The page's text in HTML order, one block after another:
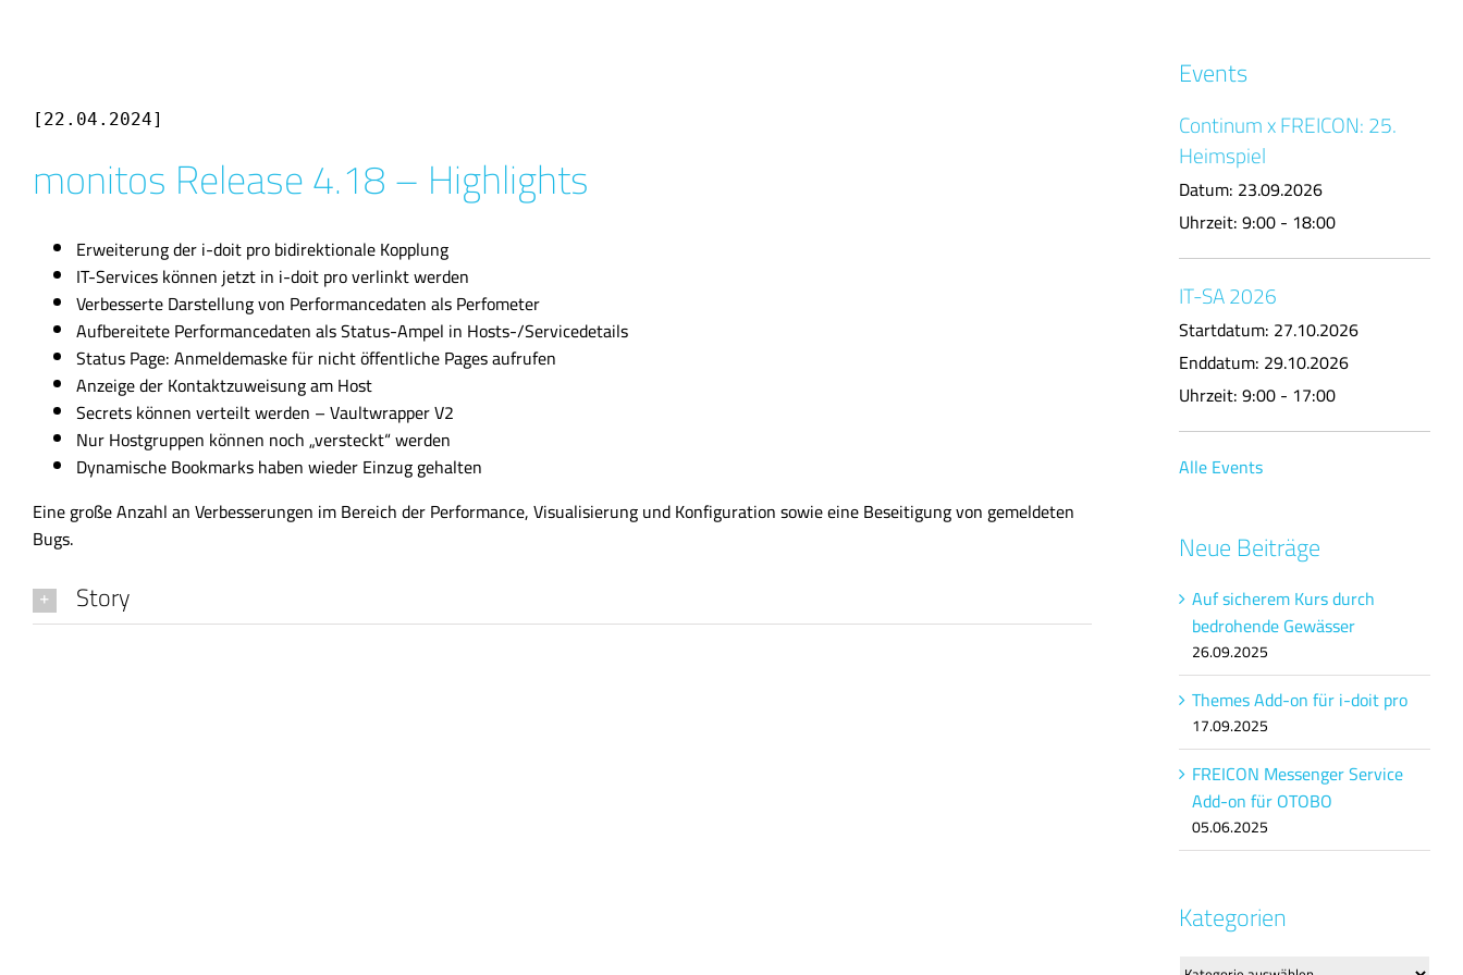
[22.04.2024]
monitos Release 4.18 – Highlights
Erweiterung der i-doit pro bidirektionale Kopplung
IT-Services können jetzt in i-doit pro verlinkt werden
Verbesserte Darstellung von Performancedaten als Perfometer
Aufbereitete Performancedaten als Status-Ampel in Hosts-/Servicedetails
Status Page: Anmeldemaske für nicht öffentliche Pages aufrufen
Anzeige der Kontaktzuweisung am Host
Secrets können verteilt werden – Vaultwrapper V2
Nur Hostgruppen können noch „versteckt“ werden
Dynamische Bookmarks haben wieder Einzug gehalten
Eine große Anzahl an Verbesserungen im Bereich der Performance, Visualisierung und Konfiguration sowie eine Beseitigung von gemeldeten
Bugs.
Story
Events
Continum x FREICON: 25.
Heimspiel
Datum: 23.09.2026
Uhrzeit:9:00 - 18:00
IT-SA 2026
Startdatum: 27.10.2026
Enddatum: 29.10.2026
Uhrzeit:9:00 - 17:00
Alle Events
Neue Beiträge
Auf sicherem Kurs durch
bedrohende Gewässer
26.09.2025
Themes Add-on für i-doit pro
17.09.2025
FREICON Messenger Service
Add-on für OTOBO
05.06.2025
Kategorien
Kategorien